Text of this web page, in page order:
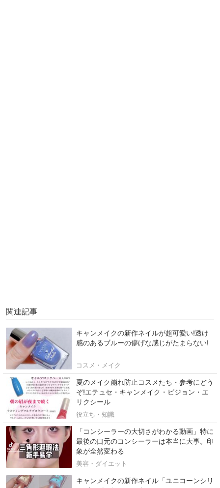
関連記事
キャンメイクの新作ネイルが超可愛い!透け
感のあるブルーの儚げな感じがたまらない!
コスメ・メイク
夏のメイク崩れ防止コスメたち・参考にどう
ぞ!エテュセ・キャンメイク・ピジョン・エ
リクシール
役立ち・知識
「コンシーラーの大切さがわかる動画」特に
最後の口元のコンシーラーは本当に大事。印
象が全然変わる
美容・ダイエット
キャンメイクの新作ネイル「ユニコーンシリ